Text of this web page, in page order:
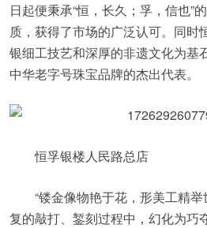
日起便秉承“恒，长久；孚，信也”
质，获得了市场的广泛认可。同时
银细工技艺和深厚的非遗文化为基
中华老字号珠宝品牌的杰出代表。
恒孚银楼人民路总店
“镂金像物艳于花，形美工精
复的敲打、錾刻过程中，幻化为巧